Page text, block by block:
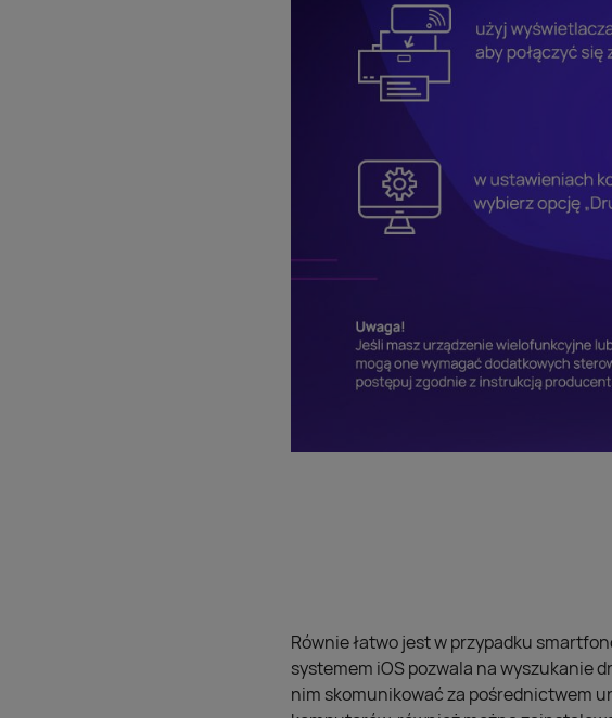
Równie łatwo jest w przypadku
systemem iOS pozwala na wyszukanie
nim skomunikować za pośrednictwem